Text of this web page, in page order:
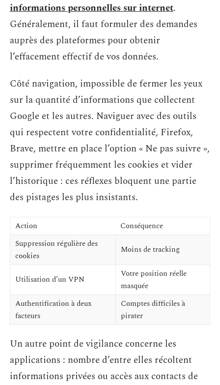
informations personnelles sur internet.
Généralement, il faut formuler des demandes
auprès des plateformes pour obtenir
l’effacement effectif de vos données.
Côté navigation, impossible de fermer les yeux
sur la quantité d’informations que collectent
Google et les autres. Naviguer avec des outils
qui respectent votre confidentialité, Firefox,
Brave, mettre en place l’option « Ne pas suivre »,
supprimer fréquemment les cookies et vider
l’historique : ces réflexes bloquent une partie
des pistages les plus insistants.
Action
Conséquence
Suppression régulière des
cookies
Moins de tracking
Utilisation d’un VPN
Votre position réelle
masquée
Authentification à deux
facteurs
Comptes difficiles à
pirater
Un autre point de vigilance concerne les
applications : nombre d’entre elles récoltent
informations privées ou accès aux contacts de